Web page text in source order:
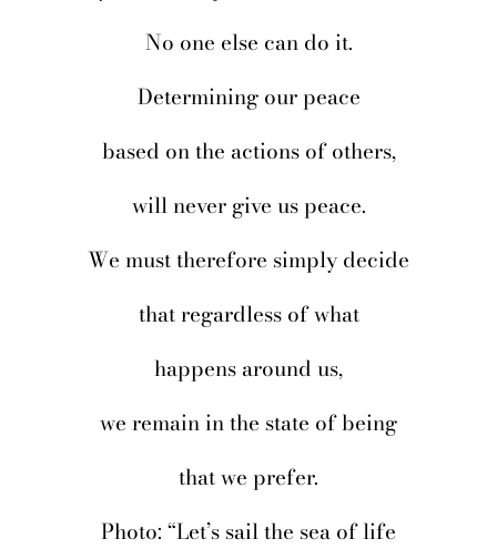
No one else can do it.
Determining our peace
based on the actions of others,
will never give us peace.
We must therefore simply decide
that regardless of what
happens around us,
we remain in the state of being
that we prefer.
Photo: “Let’s sail the sea of ​​life